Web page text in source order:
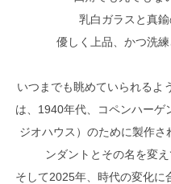
乳白ガラスと真鍮
優しく上品、かつ洗練
いつまでも眺めていられるよ
は、1940年代、コペンハーゲ
ジオハウス）のために製作
ンダントとその名を変
そして2025年、時代の変化に